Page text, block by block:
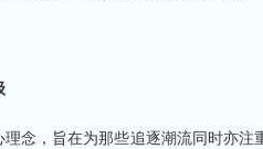
念，旨在为那些追逐潮流同时亦注